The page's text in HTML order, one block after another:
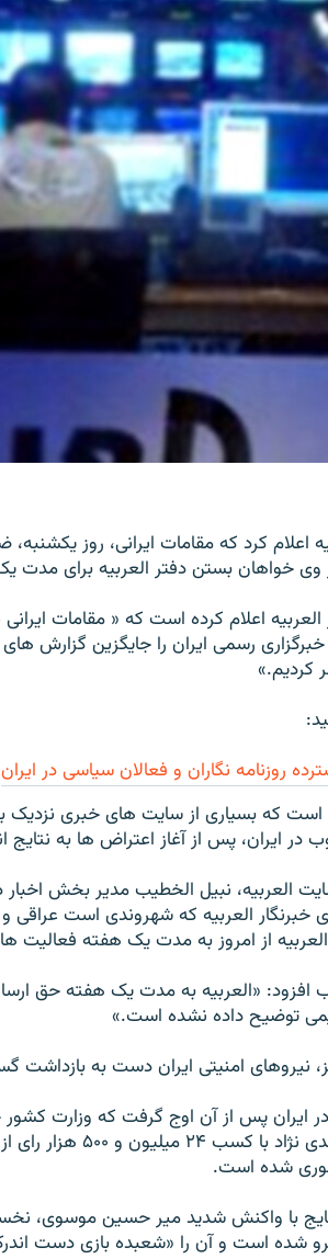
اعلام کرد که مقامات ايرانی، روز
وی خواهان بستن دفتر العربيه برای
اعلام کرده است که « مقامات
رسمی ايران را جايگزين گزارش های
کرديم.»
روزنامه نگاران و فعالان سیاسی در ایران
است که بسیاری از سایت های خبری
در ایران، پس از آغاز اعتراض ها به
العربيه، نبيل الخطيب مدير بخش اخبار در
خبرنگار العربيه که شهروندی است
از امروز به مدت يک هفته فعاليت
افزود: «العربيه به مدت يک هفته حق
توضيح داده نشده است.»
نیروهای امنیتی ایران دست به بازداشت
ایران پس از آن اوج گرفت که وزارت کشور
شده است.
با واکنش شديد مير حسين موسوی،
شده است و آن را «شعبده بازی دست